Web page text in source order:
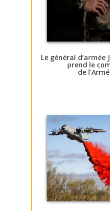
Le général
prend le
de